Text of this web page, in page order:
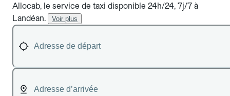
Allocab, le service de taxi disponible 24h/24, 7j/7 à
Landéan.
Voir plus